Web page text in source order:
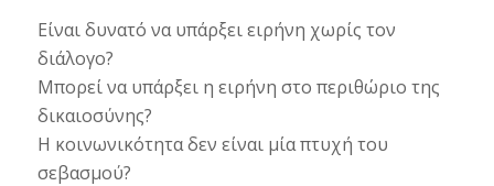
Είναι δυνατό να υπάρξει ειρήνη χωρίς τον
διάλογο?
Μπορεί να υπάρξει η ειρήνη στο περιθώριο της
δικαιοσύνης?
Η κοινωνικότητα δεν είναι μία πτυχή του
σεβασμού?